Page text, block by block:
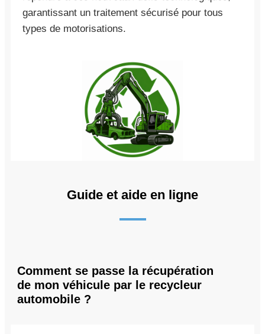
garantissant un traitement sécurisé pour tous
types de motorisations.
Guide et aide en ligne
Comment se passe la récupération
de mon véhicule par le recycleur
automobile ?